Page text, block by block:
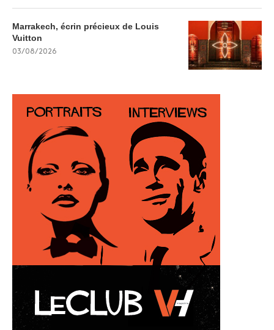
Marrakech, écrin précieux de Louis
Vuitton
03/08/2026